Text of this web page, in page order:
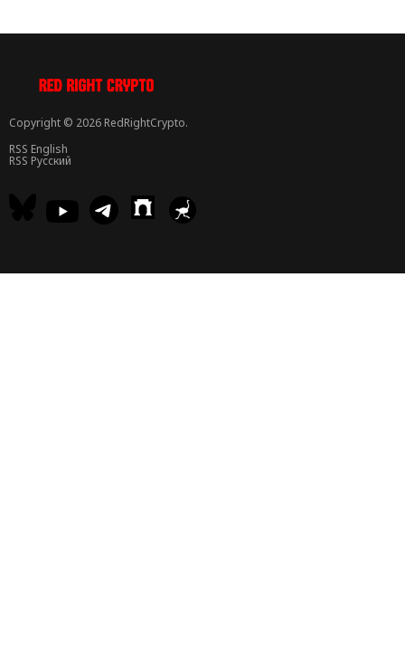
Copyright © 2026 RedRightCrypto.
RSS English
RSS Русский